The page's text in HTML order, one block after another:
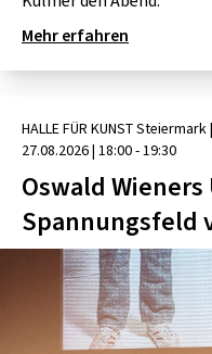
Mehr erfahren
HALLE FÜR KUNST Steiermark
27.08.2026| 18:00 - 19:30
Oswald
Spannungsfeld